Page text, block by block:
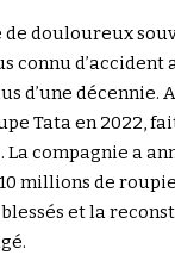
de douloureux
connu d’accident
d’une décennie.
Tata en 2022,
compagnie a
millions de
et la